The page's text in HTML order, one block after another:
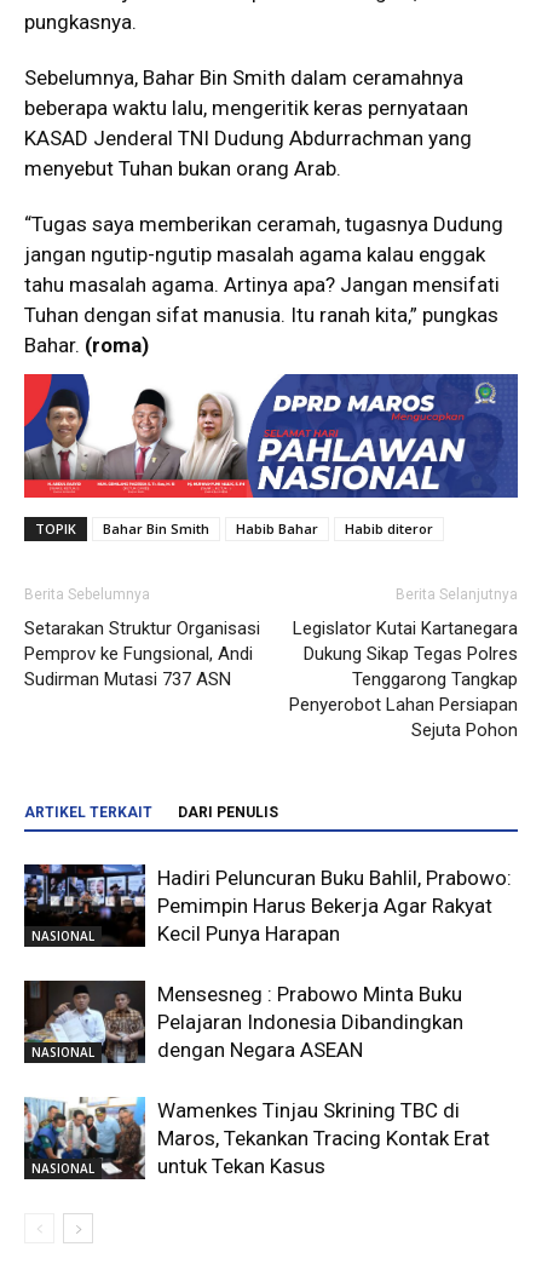
pungkasnya.
Sebelumnya, Bahar Bin Smith dalam ceramahnya
beberapa waktu lalu, mengeritik keras pernyataan
KASAD Jenderal TNI Dudung Abdurrachman yang
menyebut Tuhan bukan orang Arab.
“Tugas saya memberikan ceramah, tugasnya Dudung
jangan ngutip-ngutip masalah agama kalau enggak
tahu masalah agama. Artinya apa? Jangan mensifati
Tuhan dengan sifat manusia. Itu ranah kita,” pungkas
Bahar. (roma)
TOPIK Bahar Bin Smith Habib Bahar Habib diteror
Berita Sebelumnya
Setarakan Struktur Organisasi
Pemprov ke Fungsional, Andi
Sudirman Mutasi 737 ASN
Berita Selanjutnya
Legislator Kutai Kartanegara
Dukung Sikap Tegas Polres
Tenggarong Tangkap
Penyerobot Lahan Persiapan
Sejuta Pohon
ARTIKEL TERKAIT DARI PENULIS
NASIONAL
Hadiri Peluncuran Buku Bahlil, Prabowo:
Pemimpin Harus Bekerja Agar Rakyat
Kecil Punya Harapan
NASIONAL
Mensesneg : Prabowo Minta Buku
Pelajaran Indonesia Dibandingkan
dengan Negara ASEAN
NASIONAL
Wamenkes Tinjau Skrining TBC di
Maros, Tekankan Tracing Kontak Erat
untuk Tekan Kasus